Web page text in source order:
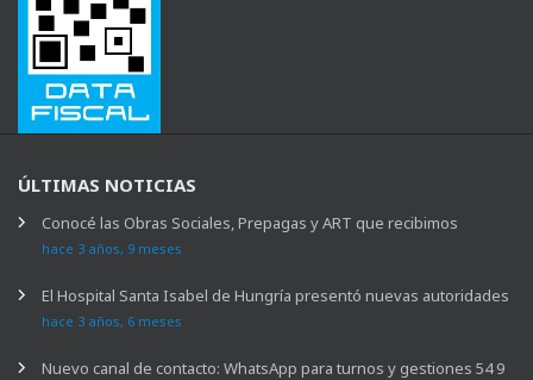
ÚLTIMAS NOTICIAS
Conocé las Obras Sociales, Prepagas y ART que recibimos
hace 3 años, 9 meses
El Hospital Santa Isabel de Hungría presentó nuevas autoridades
hace 3 años, 6 meses
Nuevo canal de contacto: WhatsApp para turnos y gestiones 54 9